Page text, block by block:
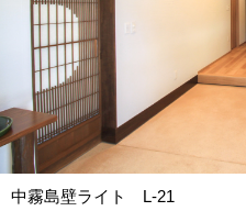
中霧島壁ライト L-21